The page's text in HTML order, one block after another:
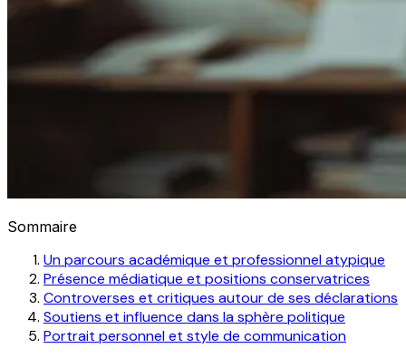
Sommaire
Un parcours académique et professionnel atypique
Présence médiatique et positions conservatrices
Controverses et critiques autour de ses déclarations
Soutiens et influence dans la sphère politique
Portrait personnel et style de communication